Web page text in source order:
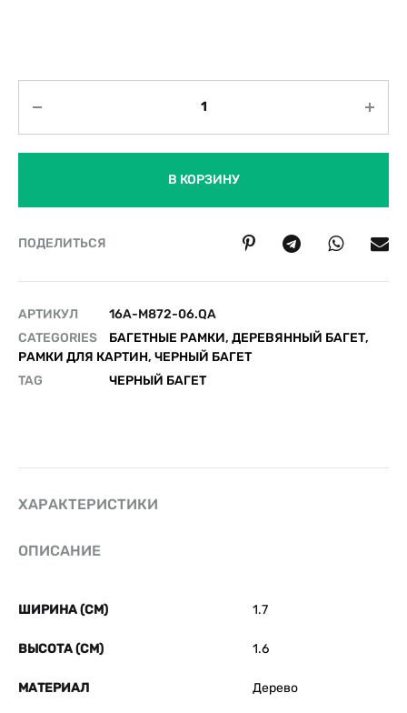
В КОРЗИНУ
ПОДЕЛИТЬСЯ
АРТИКУЛ
16A-M872-06.QA
CATEGORIES
БАГЕТНЫЕ РАМКИ, ДЕРЕВЯННЫЙ БАГЕТ,
РАМКИ ДЛЯ КАРТИН, ЧЕРНЫЙ БАГЕТ
TAG
ЧЕРНЫЙ БАГЕТ
ХАРАКТЕРИСТИКИ
ОПИСАНИЕ
ШИРИНА (СМ) 1.7
ВЫСОТА (СМ) 1.6
МАТЕРИАЛ Дерево